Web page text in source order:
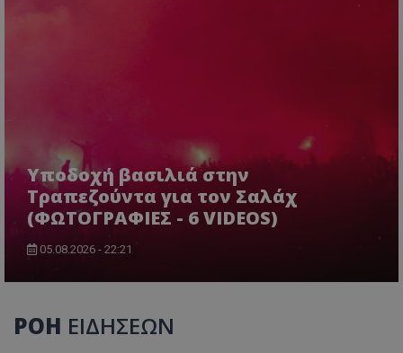
Υποδοχή βασιλιά στην
Τραπεζούντα για τον Σαλάχ
(ΦΩΤΟΓΡΑΦΙΕΣ - 6 VIDEOS)
05.08.2026 - 22:21
ΡΟΗ ΕΙΔΗΣΕΩΝ